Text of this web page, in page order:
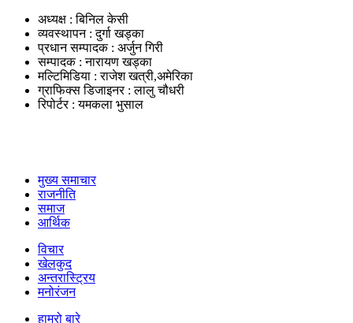
अध्यक्ष : बिनिल केसी
व्यवस्थापन : दुर्गा खड्का
प्रधान सम्पादक : अर्जुन गिरी
सम्पादक : नारायण खड्का
मल्टिमिडिया : राजेश खत्री,अमेरिका
ग्राफिक्स डिजाइनर : लालु चौधरी
रिपोर्टर : यमकला भुसाल
मुख्य समाचार
राजनीति
समाज
आर्थिक
विचार
खेलकुद
अन्तरास्ट्रिय
मनोरंजन
हाम्रो बारे